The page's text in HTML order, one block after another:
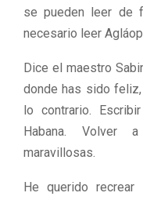
se pueden leer de
necesario leer
Dice el maestro
donde has sido
lo contrario.
Habana. Volver
maravillosas.
He querido